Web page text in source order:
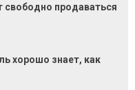
свободно продаваться
хорошо знает, как